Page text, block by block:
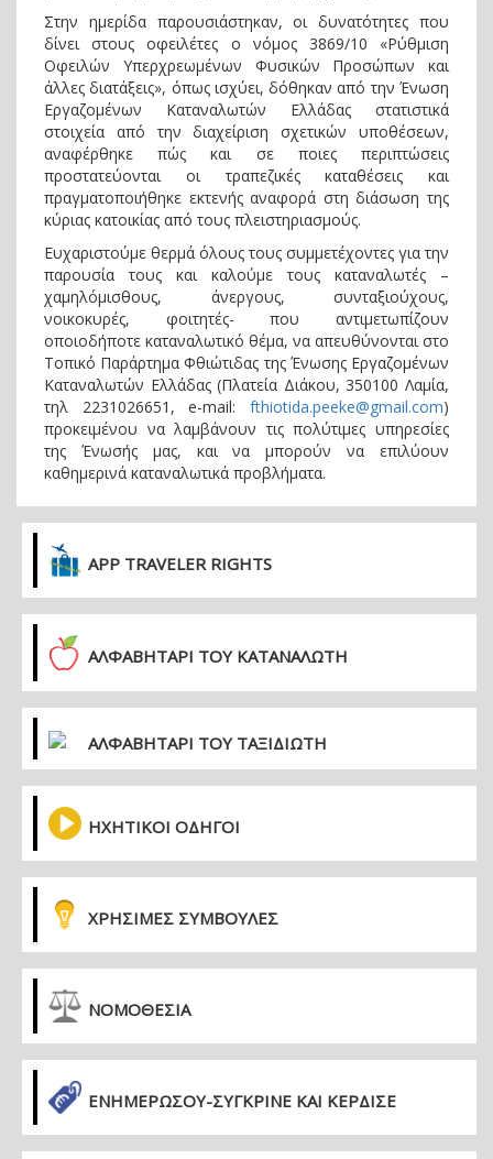
Στην ημερίδα παρουσιάστηκαν, οι δυνατότητες που
δίνει στους οφειλέτες ο νόμος 3869/10 «Ρύθμιση
Οφειλών Υπερχρεωμένων Φυσικών Προσώπων και
άλλες διατάξεις», όπως ισχύει, δόθηκαν από την Ένωση
Εργαζομένων Καταναλωτών Ελλάδας στατιστικά
στοιχεία από την διαχείριση σχετικών υποθέσεων,
αναφέρθηκε πώς και σε ποιες περιπτώσεις
προστατεύονται οι τραπεζικές καταθέσεις και
πραγματοποιήθηκε εκτενής αναφορά στη διάσωση της
κύριας κατοικίας από τους πλειστηριασμούς.
Ευχαριστούμε θερμά όλους τους συμμετέχοντες για την
παρουσία τους και καλούμε τους καταναλωτές –
χαμηλόμισθους, άνεργους, συνταξιούχους,
νοικοκυρές, φοιτητές- που αντιμετωπίζουν
οποιοδήποτε καταναλωτικό θέμα, να απευθύνονται στο
Τοπικό Παράρτημα Φθιώτιδας της Ένωσης Εργαζομένων
Καταναλωτών Ελλάδας (Πλατεία Διάκου, 350100 Λαμία,
τηλ 2231026651, e-mail: fthiotida.peeke@gmail.com)
προκειμένου να λαμβάνουν τις πολύτιμες υπηρεσίες
της Ένωσής μας, και να μπορούν να επιλύουν
καθημερινά καταναλωτικά προβλήματα.
APP TRAVELER RIGHTS
ΑΛΦΑΒΗΤΑΡΙ ΤΟΥ ΚΑΤΑΝΑΛΩΤΗ
ΑΛΦΑΒΗΤΑΡΙ ΤΟΥ ΤΑΞΙΔΙΩΤΗ
ΗΧΗΤΙΚΟΙ ΟΔΗΓΟΙ
ΧΡΗΣΙΜΕΣ ΣΥΜΒΟΥΛΕΣ
ΝΟΜΟΘΕΣΙΑ
ΕΝΗΜΕΡΏΣΟΥ-ΣΎΓΚΡΙΝΕ ΚΑΙ ΚΈΡΔΙΣΕ